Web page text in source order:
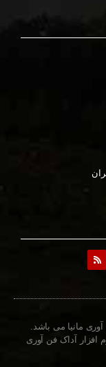
مانیا می باشد.
آداک فن آوری